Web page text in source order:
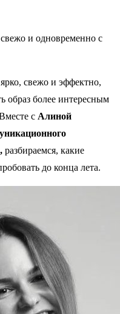
и одновременно с
свежо и эффектно,
образ более интересным
с Алиной
разбираемся, какие
до конца лета.